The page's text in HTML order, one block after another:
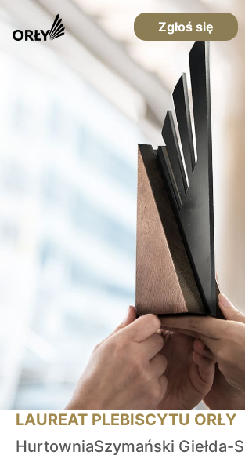
Zgłoś się
LAUREAT PLEBISCYTU ORŁY
HurtowniaSzymański Giełda-